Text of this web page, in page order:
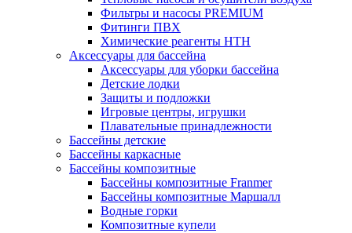
Фильтры и насосы PREMIUM
Фитинги ПВХ
Химические реагенты HTH
Аксессуары для бассейна
Аксессуары для уборки бассейна
Детские лодки
Защиты и подложки
Игровые центры, игрушки
Плавательные принадлежности
Бассейны детские
Бассейны каркасные
Бассейны композитные
Бассейны композитные Franmer
Бассейны композитные Маршалл
Водные горки
Композитные купели